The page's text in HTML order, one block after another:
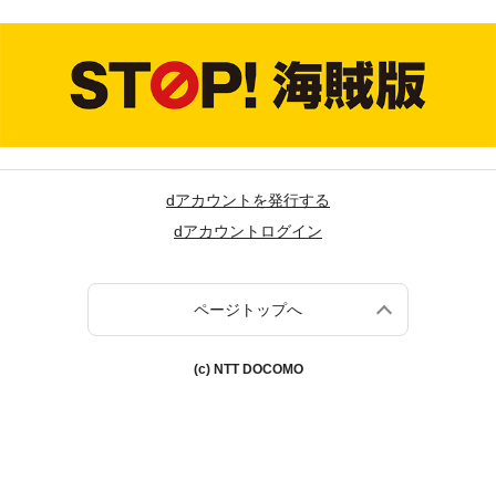
dアカウントを発行する
dアカウントログイン
ページトップへ
(c) NTT DOCOMO